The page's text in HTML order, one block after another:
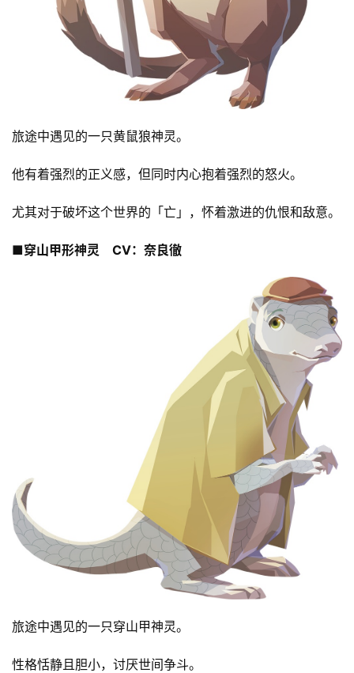
旅途中遇见的一只黄鼠狼神灵。
他有着强烈的正义感，但同时内心抱着强烈的怒火。
尤其对于破坏这个世界的「亡」，怀着激进的仇恨和敌意。
■穿山甲形神灵　CV：奈良徹
旅途中遇见的一只穿山甲神灵。
性格恬静且胆小，讨厌世间争斗。